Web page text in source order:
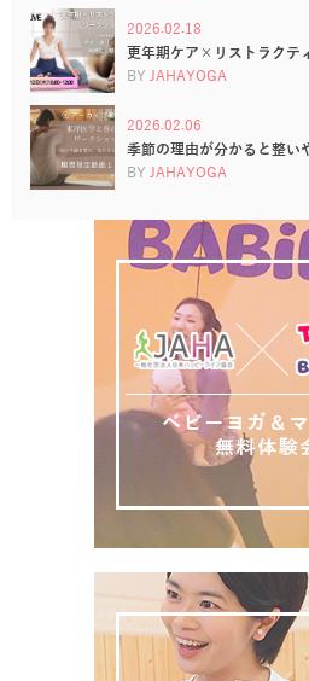
2026.02.18
更年期ケア×リストラクテ
BY JAHAYOGA
2026.02.06
季節の理由が分かると整
BY JAHAYOGA